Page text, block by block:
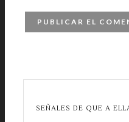
SEÑALES DE QUE A